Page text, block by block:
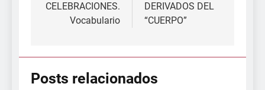
entradas
CELEBRACIONES.
Vocabulario
DERIVADOS DEL
“CUERPO”
Posts relacionados